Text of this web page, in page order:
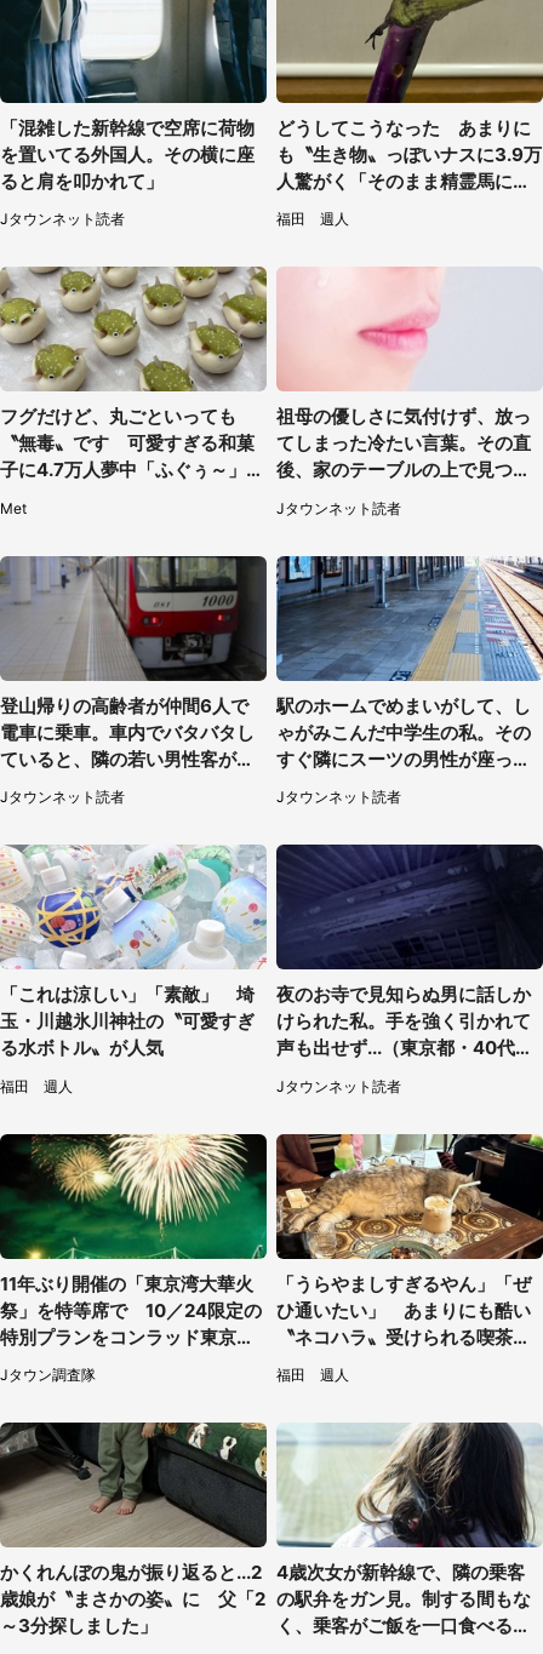
「混雑した新幹線で空席に荷物
を置いてる外国人。その横に座
ると肩を叩かれて」
Jタウンネット読者
どうしてこうなった あまりに
も〝生き物〟っぽいナスに3.9万
人驚がく「そのまま精霊馬に使
えそう」
福田 週人
フグだけど、丸ごといっても
〝無毒〟です 可愛すぎる和菓
子に4.7万人夢中「ふぐぅ～」
Met
祖母の優しさに気付けず、放っ
てしまった冷たい言葉。その直
後、家のテーブルの上で見つけ
たものは（福岡県・30代女性）
Jタウンネット読者
登山帰りの高齢者が仲間6人で
電車に乗車。車内でバタバタし
ていると、隣の若い男性客が
（神奈川県・70代女性）
Jタウンネット読者
駅のホームでめまいがして、し
ゃがみこんだ中学生の私。その
すぐ隣にスーツの男性が座って
きて（千葉県・20代女性）
Jタウンネット読者
「これは涼しい」「素敵」 埼
玉・川越氷川神社の〝可愛すぎ
る水ボトル〟が人気
福田 週人
夜のお寺で見知らぬ男に話しか
けられた私。手を強く引かれて
声も出せず...（東京都・40代女
Jタウンネット読者
11年ぶり開催の「東京湾大華火
祭」を特等席で 10／24限定の
特別プランをコンラッド東京が
販売【8／3～10／16】
Jタウン調査隊
「うらやましすぎるやん」「ぜ
ひ通いたい」 あまりにも酷い
〝ネコハラ〟受けられる喫茶店
に5.3万人驚がく
福田 週人
かくれんぼの鬼が振り返ると...2
歳娘が〝まさかの姿〟に 父「2
～3分探しました」
4歳次女が新幹線で、隣の乗客
の駅弁をガン見。制する間もな
く、乗客がご飯を一口食べると